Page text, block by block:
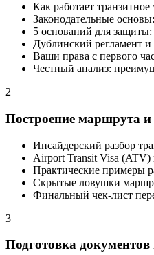
Как работает
Законодательные
5 оснований для
Дублинский регламент
Ваши права с первого
Честный анализ:
2
Построение маршрута и
Инсайдерский разбор
Airport Transit Visa
Практические примеры
Скрытые ловушки
Финальный чек-лист
3
Подготовка документов